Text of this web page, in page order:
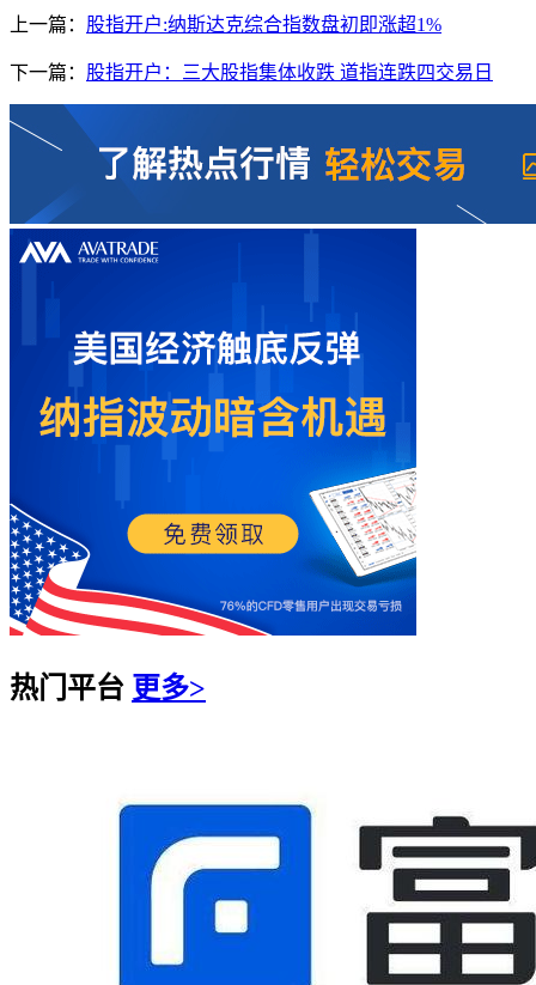
上一篇： 股指开户:纳斯达克综合指数盘初即涨超1%
下一篇： 股指开户：三大股指集体收跌 道指连跌四交易日
热门平台 更多>